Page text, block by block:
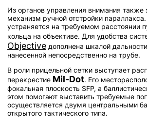
Из органов управления внимания также
механизм ручной отстройки
устраняется на требуемом расстоянии
кольца на объективе. Для удобства
Objective дополнена шкалой
нанесенной непосредственно на трубе.
В роли прицельной сетки выступает
перекрестие Mil-Dot. Его
фокальная плоскость SFP, а
этом помогают выставить требуемые
осуществляется двумя центральными
открытого тактического типа.